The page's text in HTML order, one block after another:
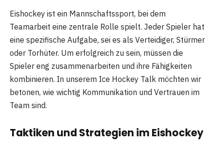
Eishockey ist ein Mannschaftssport, bei dem
Teamarbeit eine zentrale Rolle spielt. Jeder Spieler hat
eine spezifische Aufgabe, sei es als Verteidiger, Stürmer
oder Torhüter. Um erfolgreich zu sein, müssen die
Spieler eng zusammenarbeiten und ihre Fähigkeiten
kombinieren. In unserem Ice Hockey Talk möchten wir
betonen, wie wichtig Kommunikation und Vertrauen im
Team sind.
Taktiken und Strategien im Eishockey